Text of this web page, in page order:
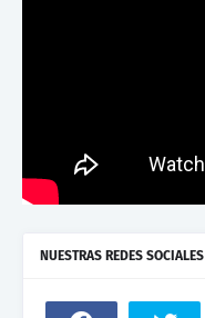
NUESTRAS REDES SOCIALES